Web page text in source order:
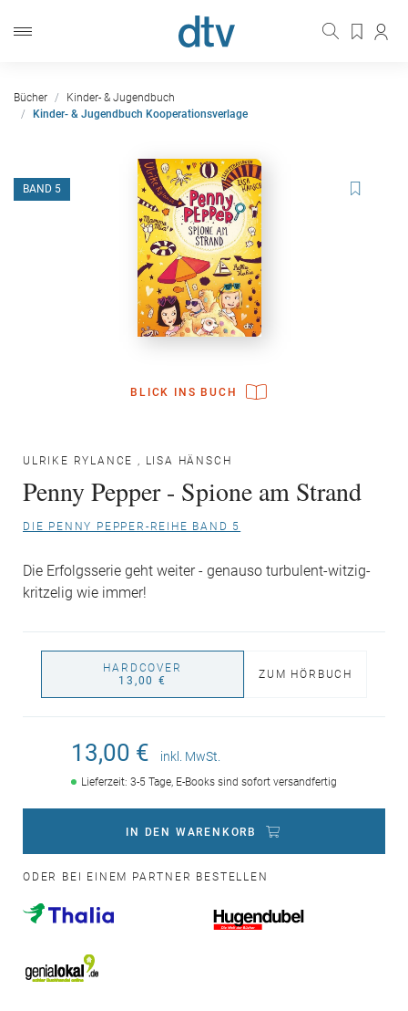
Bücher
Kinder- & Jugendbuch
Kinder- & Jugendbuch Kooperationsverlage
BLICK INS BUCH
BAND 5
ULRIKE RYLANCE , LISA HÄNSCH
Penny Pepper - Spione am Strand
DIE PENNY PEPPER-REIHE BAND 5
Die Erfolgsserie geht weiter - genauso turbulent-witzig-
kritzelig wie immer!
HARDCOVER
13,00 €
ZUM HÖRBUCH
13,00 € inkl. MwSt.
Lieferzeit: 3-5 Tage, E-Books sind sofort versandfertig
IN DEN WARENKORB
ODER BEI EINEM PARTNER BESTELLEN